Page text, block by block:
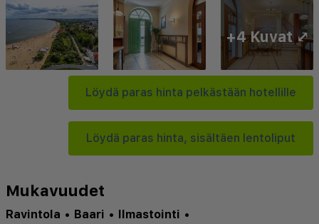
Löydä paras hinta pelkästään hotellille
Löydä paras hinta, sisältäen lentoliput
+4 Kuvat ⤢
Mukavuudet
Ravintola • Baari • Ilmastointi •